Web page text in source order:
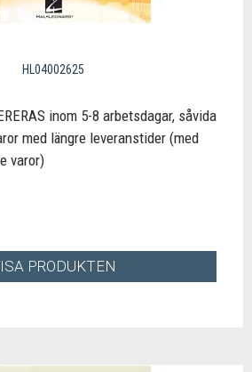
HL04002625
inom 5-8 arbetsdagar, såvida
med längre leveranstider (med
varor)
PRODUKTEN